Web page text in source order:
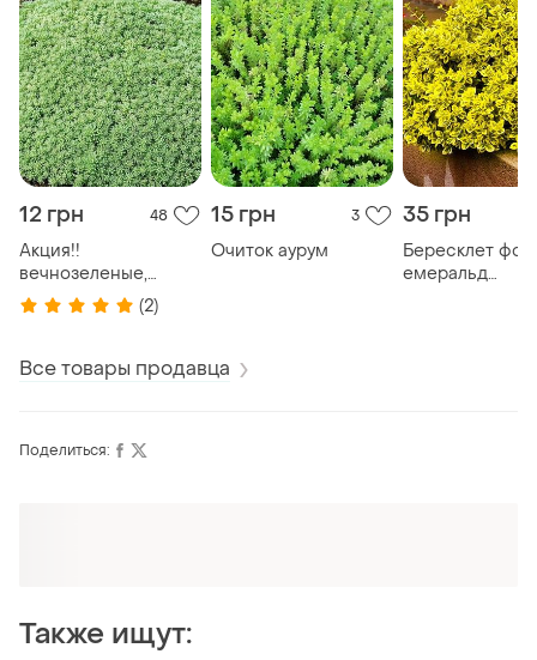
12 грн 48
Акция!!
вечнозеленые,
очиток (седум
испанский) саженцы
(2)
15 грн 3
Очиток аурум
35 грн
Бересклет
емеральд
Все товары продавца
Поделиться:
Также ищут: